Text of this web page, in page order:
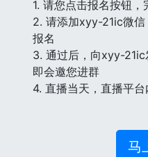
1. 请您点击报名按钮，
2. 请添加xyy-21ic微
报名
3. 通过后，向xyy-
即会邀您进群
4. 直播当天，直播平
马